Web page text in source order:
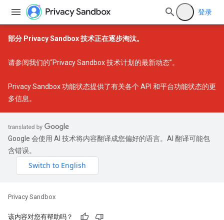
登录
部分 Privacy Sandbox 技术正在逐步淘汰。
请参阅我们的“Privacy Sandbox 技术计划的最新动态”。
Privacy Sandbox 功能状态提供了有关各个 API 和平台功能状态的更
多信息。
Google 会使用 AI 技术将内容翻译成您偏好的语言。AI 翻译可能包
含错误。
Privacy Sandbox
该内容对您有帮助吗？